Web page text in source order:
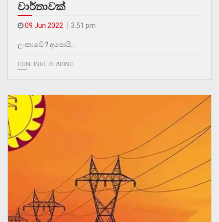
වාර්තාවක්
09 Jun 2022 3.51 pm
ලංකාවෙි ? අපොයි…
CONTINUE READING